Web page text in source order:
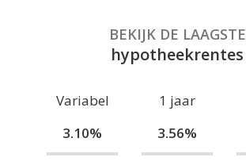
BEKIJK DE LAAGSTE
hypotheekrentes
Variabel
3.10%
1 jaar
3.56%